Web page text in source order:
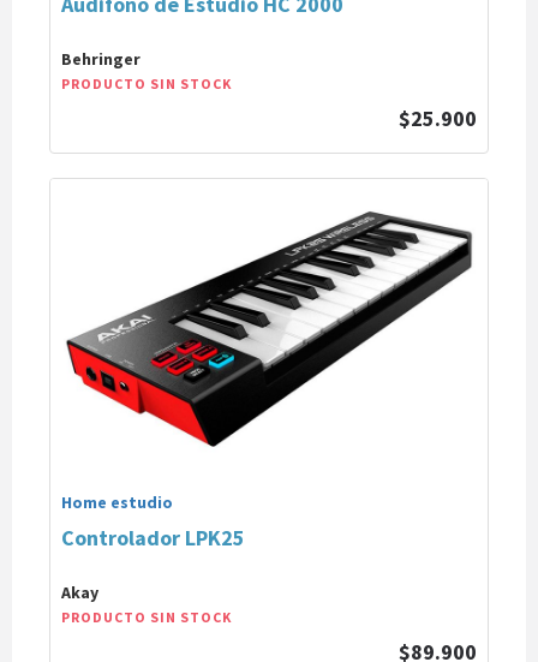
Behringer
PRODUCTO SIN STOCK
$25.900
Home estudio
Controlador LPK25
Akay
PRODUCTO SIN STOCK
$89.900